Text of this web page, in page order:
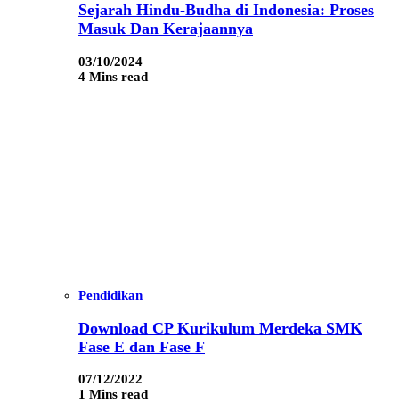
Sejarah Hindu-Budha di Indonesia: Proses
Masuk Dan Kerajaannya
03/10/2024
4 Mins read
Pendidikan
Download CP Kurikulum Merdeka SMK
Fase E dan Fase F
07/12/2022
1 Mins read